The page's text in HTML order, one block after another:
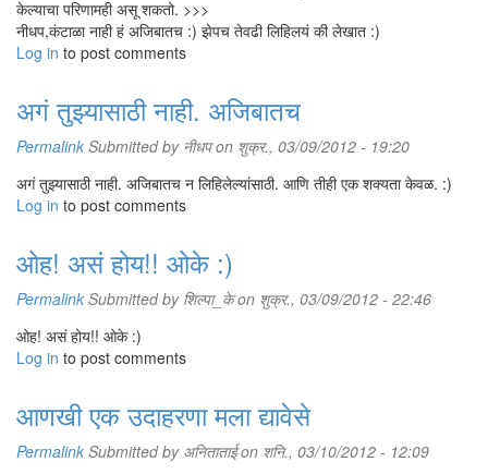
केल्याचा परिणामही असू शकतो. >>>
नीधप,कंटाळा नाही हं अजिबातच :) झेपच तेवढी लिहिलयं की लेखात :)
Log in to post comments
अगं तुझ्यासाठी नाही. अजिबातच
Permalink Submitted by नीधपon शुक्र., 03/09/2012 - 19:20
अगं तुझ्यासाठी नाही. अजिबातच न लिहिलेल्यांसाठी. आणि तीही एक शक्यता केवळ. :)
Log in to post comments
ओह! असं होय!! ओके :)
Permalink Submitted by शिल्पा_केon शुक्र., 03/09/2012 - 22:46
ओह! असं होय!! ओके :)
Log in to post comments
आणखी एक उदाहरणा मला द्यावेसे
Permalink Submitted by अनिताताईon शनि., 03/10/2012 - 12:09